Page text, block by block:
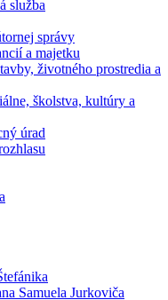
služba
správy
a majetku
životného prostredia a
školstva, kultúry a
úrad
Samuela Jurkoviča